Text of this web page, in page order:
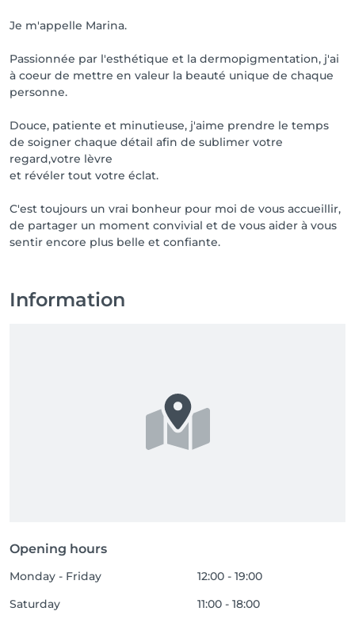
Je m'appelle Marina.
Passionnée par l'esthétique et la dermopigmentation, j'ai
à coeur de mettre en valeur la beauté unique de chaque
personne.
Douce, patiente et minutieuse, j'aime prendre le temps
de soigner chaque détail afin de sublimer votre
regard,votre lèvre
et révéler tout votre éclat.
C'est toujours un vrai bonheur pour moi de vous accueillir,
de partager un moment convivial et de vous aider à vous
sentir encore plus belle et confiante.
Information
Opening hours
Monday - Friday
12:00 - 19:00
Saturday
11:00 - 18:00